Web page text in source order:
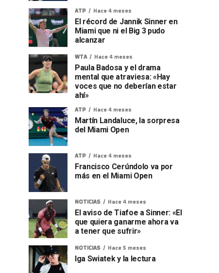
ATP Hace 4 meses
El récord de Jannik Sinner en
Miami que ni el Big 3 pudo
alcanzar
WTA Hace 4 meses
Paula Badosa y el drama
mental que atraviesa: «Hay
voces que no deberían estar
ahí»
ATP Hace 4 meses
Martín Landaluce, la sorpresa
del Miami Open
ATP Hace 4 meses
Francisco Cerúndolo va por
más en el Miami Open
NOTICIAS Hace 4 meses
El aviso de Tiafoe a Sinner: «El
que quiera ganarme ahora va
a tener que sufrir»
NOTICIAS Hace 5 meses
Iga Swiatek y la lectura